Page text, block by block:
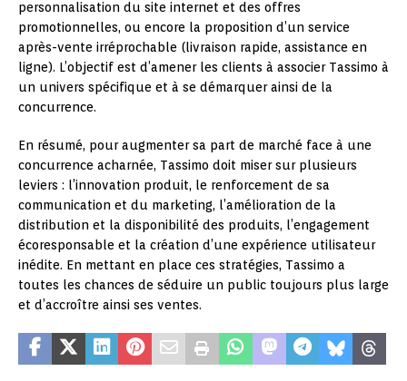
personnalisation du site internet et des offres
promotionnelles, ou encore la proposition d’un service
après-vente irréprochable (livraison rapide, assistance en
ligne). L’objectif est d’amener les clients à associer Tassimo à
un univers spécifique et à se démarquer ainsi de la
concurrence.
En résumé, pour augmenter sa part de marché face à une
concurrence acharnée, Tassimo doit miser sur plusieurs
leviers : l’innovation produit, le renforcement de sa
communication et du marketing, l’amélioration de la
distribution et la disponibilité des produits, l’engagement
écoresponsable et la création d’une expérience utilisateur
inédite. En mettant en place ces stratégies, Tassimo a
toutes les chances de séduire un public toujours plus large
et d’accroître ainsi ses ventes.